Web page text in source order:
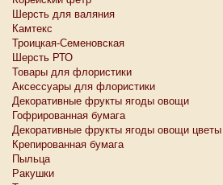
Шерсть для валяния
Камтекс
Троицкая-Семеновская
Шерсть РТО
Товары для флористики
Аксессуары для флористики
Декоративные фрукты ягоды овощи
Гофрированная бумага
Декоративные фрукты ягоды овощи цветы
Крепированная бумага
Пыльца
Ракушки